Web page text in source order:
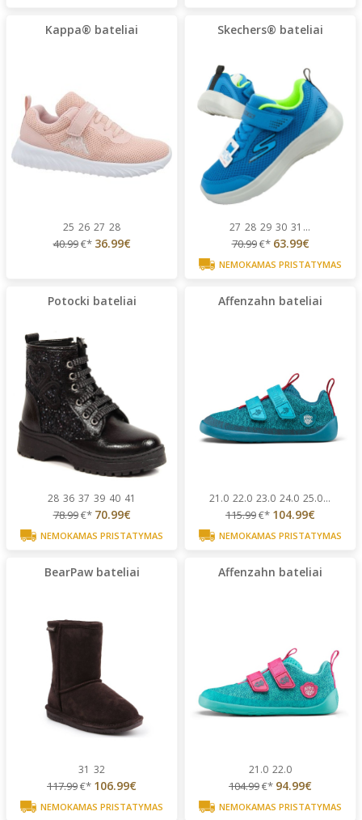
Kappa® bateliai
25 26 27 28
40.99€* 36.99€
Skechers® bateliai
27 28 29 30 31 ...
70.99€* 63.99€
NEMOKAMAS PRISTATYMAS
Potocki bateliai
28 36 37 39 40 41
78.99€* 70.99€
NEMOKAMAS PRISTATYMAS
Affenzahn bateliai
21.0 22.0 23.0 24.0 25.0...
115.99€* 104.99€
NEMOKAMAS PRISTATYMAS
BearPaw bateliai
31 32
117.99€* 106.99€
NEMOKAMAS PRISTATYMAS
Affenzahn bateliai
21.0 22.0
104.99€* 94.99€
NEMOKAMAS PRISTATYMAS